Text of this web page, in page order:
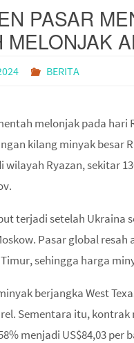
PASAR
MELONJAK
BERITA
melonjak pada hari
kilang minyak besar
wilayah Ryazan, sekitar
terjadi setelah Ukraina
Pasar global
sehingga harga
berjangka West
Sementara itu,
menjadi US$84,03 per